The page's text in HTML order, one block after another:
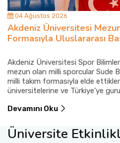
04 Ağustos 2026
Akdeniz Üniversitesi
Formasıyla Uluslararası
Akdeniz Üniversitesi Spor
mezun olan milli sporcular Sude
milli takım formasıyla elde
üniversitelerine ve Türkiye’ye
Devamını Oku
Üniversite